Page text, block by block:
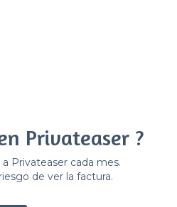
Privateaser ?
Privateaser cada mes.
de ver la factura.